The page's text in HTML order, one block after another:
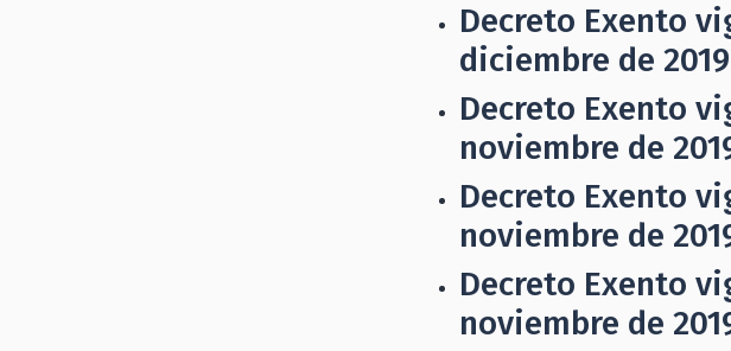
Decreto Exento
diciembre de 2019
Decreto Exento
noviembre de
Decreto Exento
noviembre de
Decreto Exento
noviembre de